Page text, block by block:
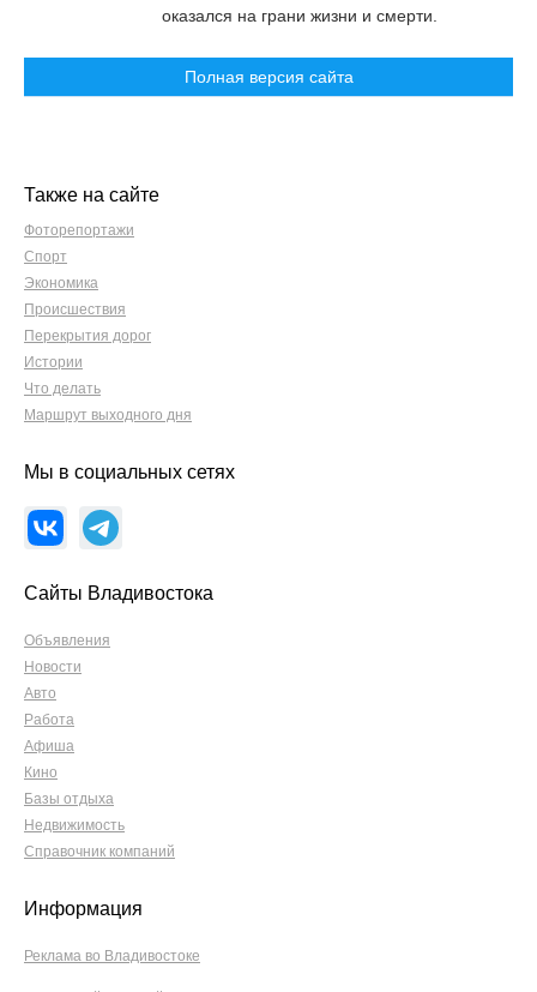
оказался на грани жизни и смерти.
Полная версия сайта
Также на сайте
Фоторепортажи
Спорт
Экономика
Происшествия
Перекрытия дорог
Истории
Что делать
Маршрут выходного дня
Мы в социальных сетях
Сайты Владивостока
Объявления
Новости
Авто
Работа
Афиша
Кино
Базы отдыха
Недвижимость
Справочник компаний
Информация
Реклама во Владивостоке